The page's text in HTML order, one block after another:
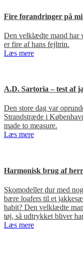
Fire forandringer på
Den velklædte mand har
er fire af hans fejltrin.
Læs mere
A.D. Sartoria – test af
Den store dag var
Strandstræde i
made to measure.
Læs mere
Harmonisk brug af
Skomodeller dur med
bære loafers til et
habit? Den velklædte
tøj, så udtrykket bliver
Læs mere